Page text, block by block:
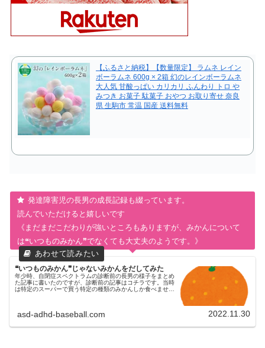
【ふるさと納税】【数量限定】 ラムネ レイン
ボーラムネ 600g × 2箱 幻のレインボーラムネ
大人気 甘酸っぱい カリカリ ふんわり トロ や
みつき お菓子 駄菓子 おやつ お取り寄せ 奈良
県 生駒市 常温 国産 送料無料
発達障害児の長男の成長記録も綴っています。
読んでいただけると嬉しいです
《まだまだこだわりが強いところもありますが、みかんについて
は❝いつものみかん❞でなくても大丈夫のようです。》
❝いつものみかん❞じゃないみかんをだしてみた
年少時、自閉症スペクトラムの診断前の長男の様子をまとめ
た記事に書いたのですが、診断前の記事はコチラです。当時
は特定のスーパーで買う特定の種類のみかんしか食べません
asd-adhd-baseball.com 2022.11.30